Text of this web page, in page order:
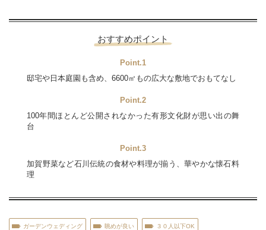
おすすめポイント
Point.1
邸宅や日本庭園も含め、6600㎡もの広大な敷地でおもてなし
Point.2
100年間ほとんど公開されなかった有形文化財が思い出の舞
台
Point.3
加賀野菜など石川伝統の食材や料理が揃う、華やかな懐石料
理
ガーデンウェディング 眺めが良い ３０人以下OK